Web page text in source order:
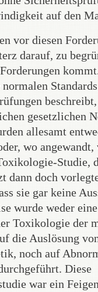
auf den
vor diesen
darauf, zu
gesetzlichen
allesamt
wo
Studie,
dann doch
sie gar keine
wurde weder
Toxikologie der
die Auslösung
noch auf
Diese
war ein